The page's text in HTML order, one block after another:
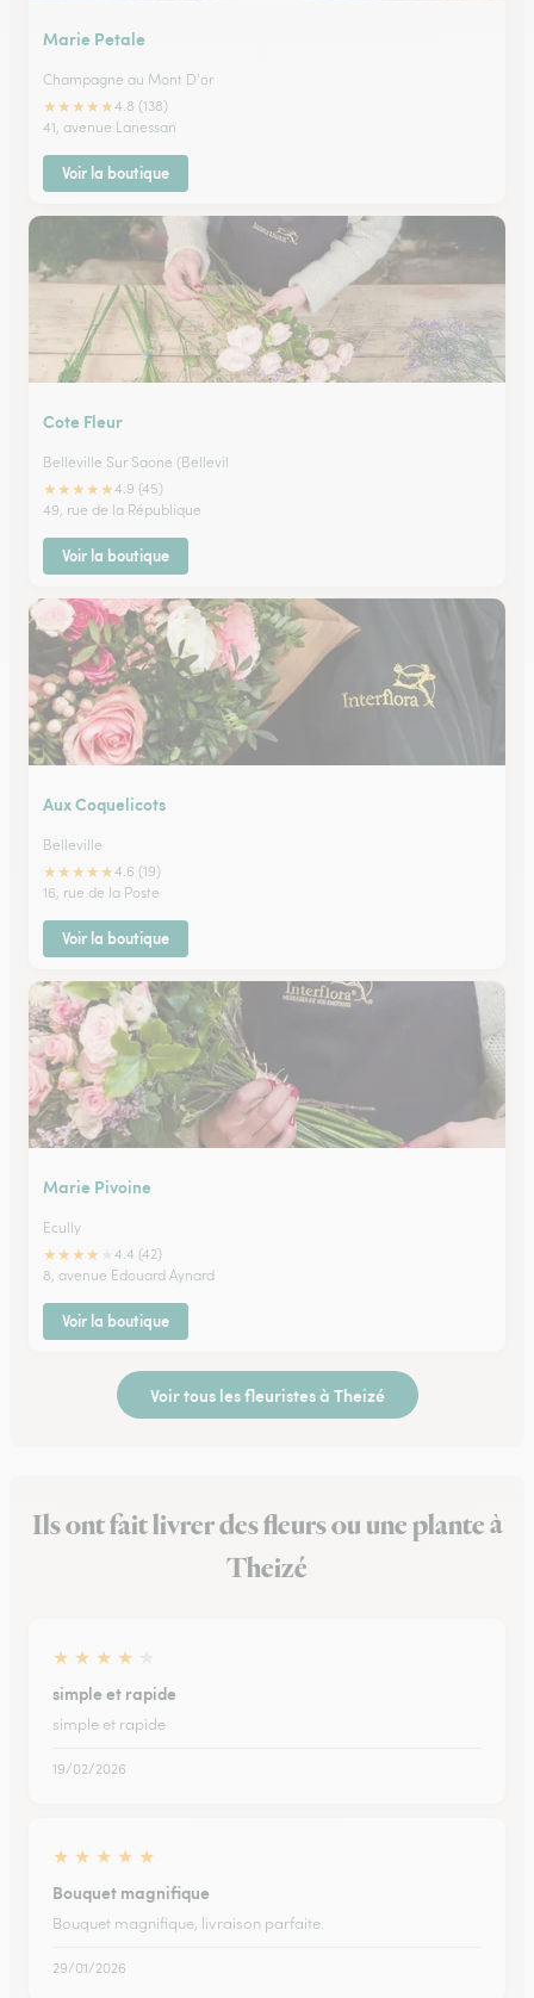
Marie Petale
Champagne au Mont D'or
★★★★★4.8 (138)
41, avenue Lanessan
Voir la boutique
Cote Fleur
Belleville Sur Saone (Bellevil
★★★★★4.9 (45)
49, rue de la République
Voir la boutique
Aux Coquelicots
Belleville
★★★★★4.6 (19)
16, rue de la Poste
Voir la boutique
Marie Pivoine
Ecully
★★★★
4.4 (42)
8, avenue Edouard Aynard
Voir la boutique
Voir tous les fleuristes à Theizé
Ils ont fait livrer des fleurs ou une plante à
Theizé
★ ★ ★ ★
simple et rapide
simple et rapide
19/02/2026
★ ★ ★ ★ ★
Bouquet magnifique
Bouquet magnifique, livraison parfaite.
29/01/2026